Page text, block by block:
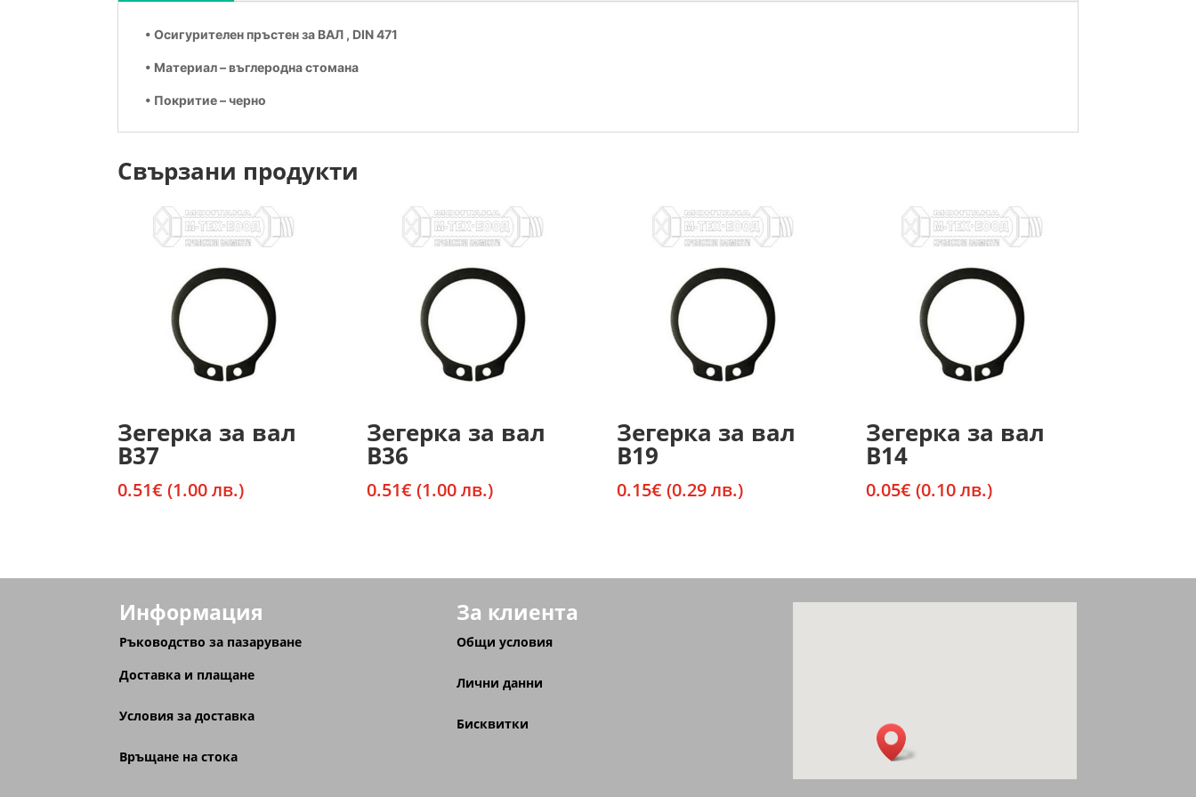
• Осигурителен пръстен за ВАЛ , DIN 471
• Материал – въглеродна стомана
• Покритие – черно
Свързани продукти
Зегерка за вал
В37
0.51€ (1.00 лв.)
Зегерка за вал
В36
0.51€ (1.00 лв.)
Зегерка за вал
В19
0.15€ (0.29 лв.)
Зегерка за вал
В14
0.05€ (0.10 лв.)
Информация
Ръководство за пазаруване
Доставка и плащане
Условия за доставка
Връщане на стока
За клиента
Общи условия
Лични данни
Бисквитки